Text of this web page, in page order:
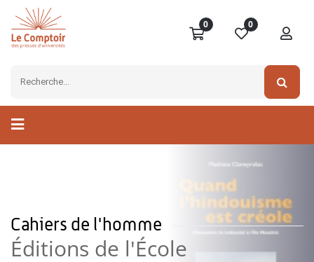
0 0
Cahiers de l'homme
Éditions de l'École